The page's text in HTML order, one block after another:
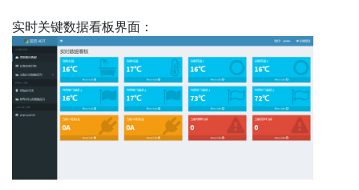
实时关键数据看板界面：